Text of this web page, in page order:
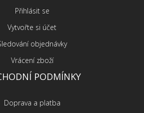
Přihlásit se
Vytvořte si účet
objednávky
Vrácení zboží
PODMÍNKY
Doprava a platba